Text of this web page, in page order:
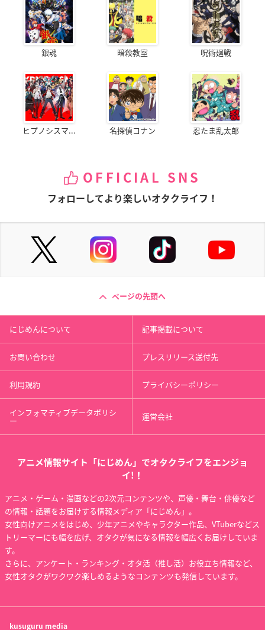
銀魂 暗殺教室 呪術廻戦
ヒプノシスマ... 名探偵コナン 忍たま乱太郎
OFFICIAL SNS
フォローしてより楽しいオタクライフ！
ページの先頭へ
にじめんについて 記事掲載について
お問い合わせ プレスリリース送付先
利用規約 プライバシーポリシー
インフォマティブデータポリシ
ー 運営会社
アニメ情報サイト「にじめん」でオタクライフをエンジョ
イ!！
アニメ・ゲーム・漫画などの2次元コンテンツや、声優・舞台・俳優など
の情報・話題をお届けする情報メディア「にじめん」。
女性向けアニメをはじめ、少年アニメやキャラクター作品、VTuberなどス
トリーマーにも幅を広げ、オタクが気になる情報を幅広くお届けしていま
す。
さらに、アンケート・ランキング・オタ活（推し活）お役立ち情報など、
女性オタクがワクワク楽しめるようなコンテンツも発信しています。
kusuguru media